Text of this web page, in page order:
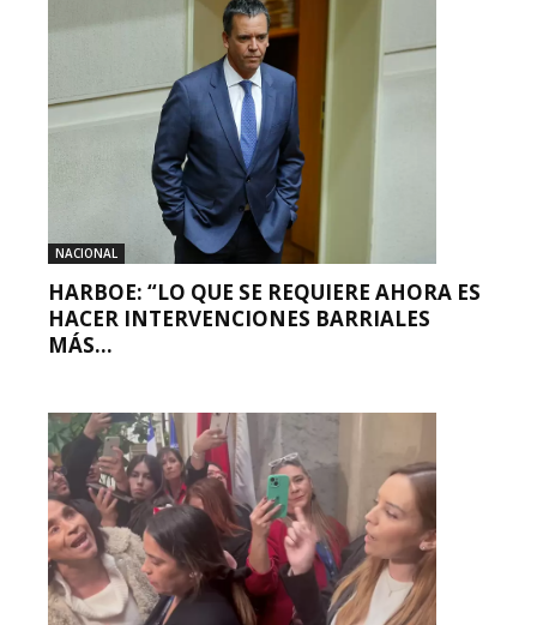
NACIONAL
HARBOE: “LO QUE SE REQUIERE AHORA ES
HACER INTERVENCIONES BARRIALES
MÁS...